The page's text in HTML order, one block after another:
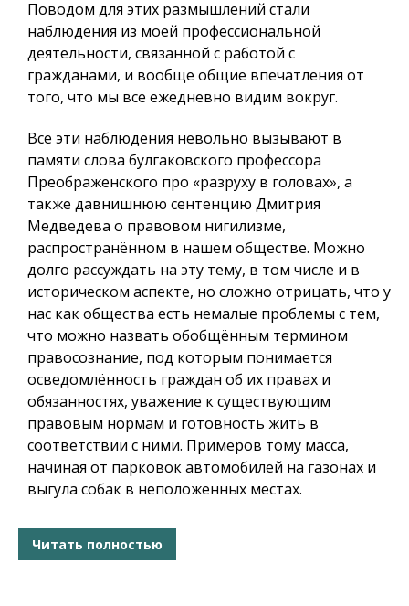
Поводом для этих размышлений стали
наблюдения из моей профессиональной
деятельности, связанной с работой с
гражданами, и вообще общие впечатления от
того, что мы все ежедневно видим вокруг.
Все эти наблюдения невольно вызывают в
памяти слова булгаковского профессора
Преображенского про «разруху в головах», а
также давнишнюю сентенцию Дмитрия
Медведева о правовом нигилизме,
распространённом в нашем обществе. Можно
долго рассуждать на эту тему, в том числе и в
историческом аспекте, но сложно отрицать, что у
нас как общества есть немалые проблемы с тем,
что можно назвать обобщённым термином
правосознание, под которым понимается
осведомлённость граждан об их правах и
обязанностях, уважение к существующим
правовым нормам и готовность жить в
соответствии с ними. Примеров тому масса,
начиная от парковок автомобилей на газонах и
выгула собак в неположенных местах.
Читать полностью